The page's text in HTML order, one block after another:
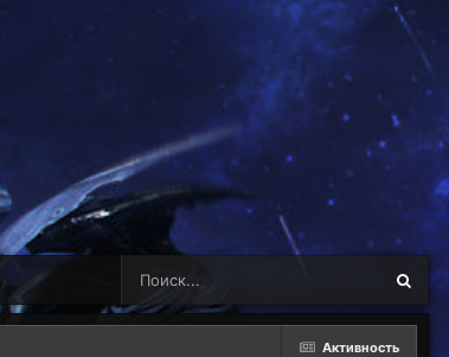
Активность